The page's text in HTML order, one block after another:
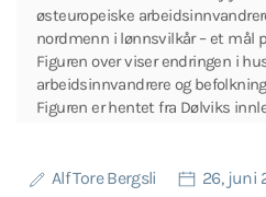
østeuropeiske
nordmenn i lønnsvilkår – et mål
Figuren over viser endringen i
arbeidsinnvandrere og
Figuren er hentet fra Dølviks
Alf Tore Bergsli
26, juni